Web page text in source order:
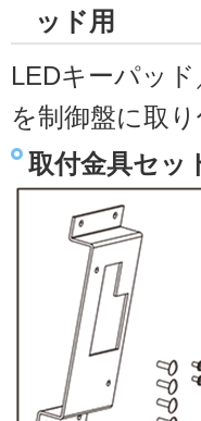
ッド用
LEDキーパッ
を制御盤に取
取付金具セッ